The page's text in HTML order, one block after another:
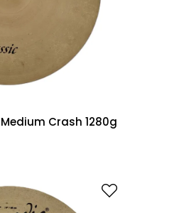
Crash 1280g